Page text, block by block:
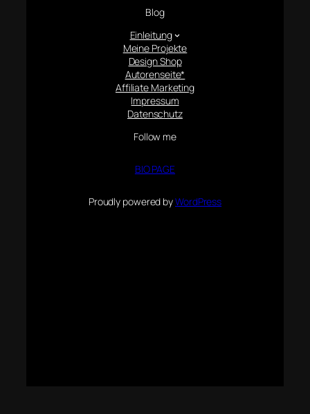
Blog
Einleitung
Meine Projekte
Design Shop
Autorenseite*
Affiliate Marketing
Impressum
Datenschutz
Follow me
BIO PAGE
Proudly powered byWordPress